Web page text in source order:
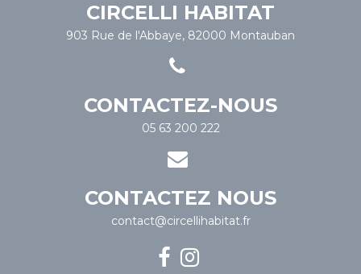
CIRCELLI HABITAT
903 Rue de l'Abbaye, 82000 Montauban
CONTACTEZ-NOUS
05 63 200 222
CONTACTEZ NOUS
contact@circellihabitat.fr